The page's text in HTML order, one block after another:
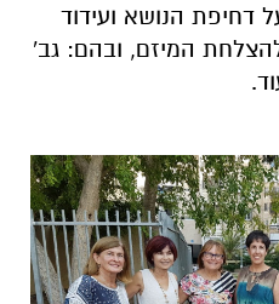
דחיפת הנושא ועידוד
המיזם, ובהם: גב'